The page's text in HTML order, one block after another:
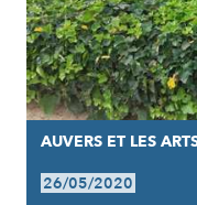
AUVERS ET LES
26/05/2020